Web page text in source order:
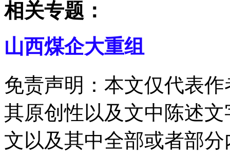
相关专题：
山西煤企大重组
免责声明：本文仅代表
其原创性以及文中陈述
文以及其中全部或者部